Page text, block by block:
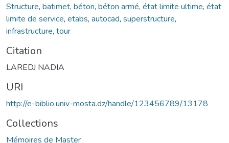
Structure, batimet, béton, béton armé, état limite ultime, état
limite de service, etabs, autocad, superstructure,
infrastructure, tour
Citation
LAREDJ NADIA
URI
http://e-biblio.univ-mosta.dz/handle/123456789/13178
Collections
Mémoires de Master